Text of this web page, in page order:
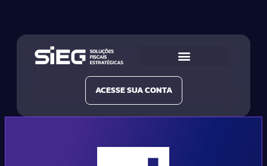
ACESSE SUA CONTA